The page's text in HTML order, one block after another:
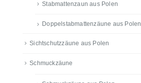
Stabmattenzaun aus Polen
Doppelstabmattenzäune aus Polen
Sichtschutzzäune aus Polen
Schmuckzäune